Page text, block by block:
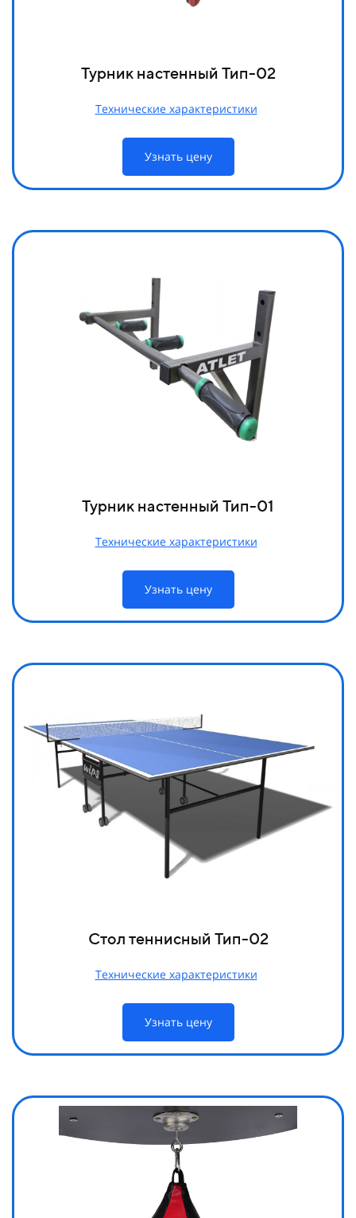
Турник настенный Тип-02
Технические характеристики
Узнать цену
Турник настенный Тип-01
Технические характеристики
Узнать цену
Стол теннисный Тип-02
Технические характеристики
Узнать цену